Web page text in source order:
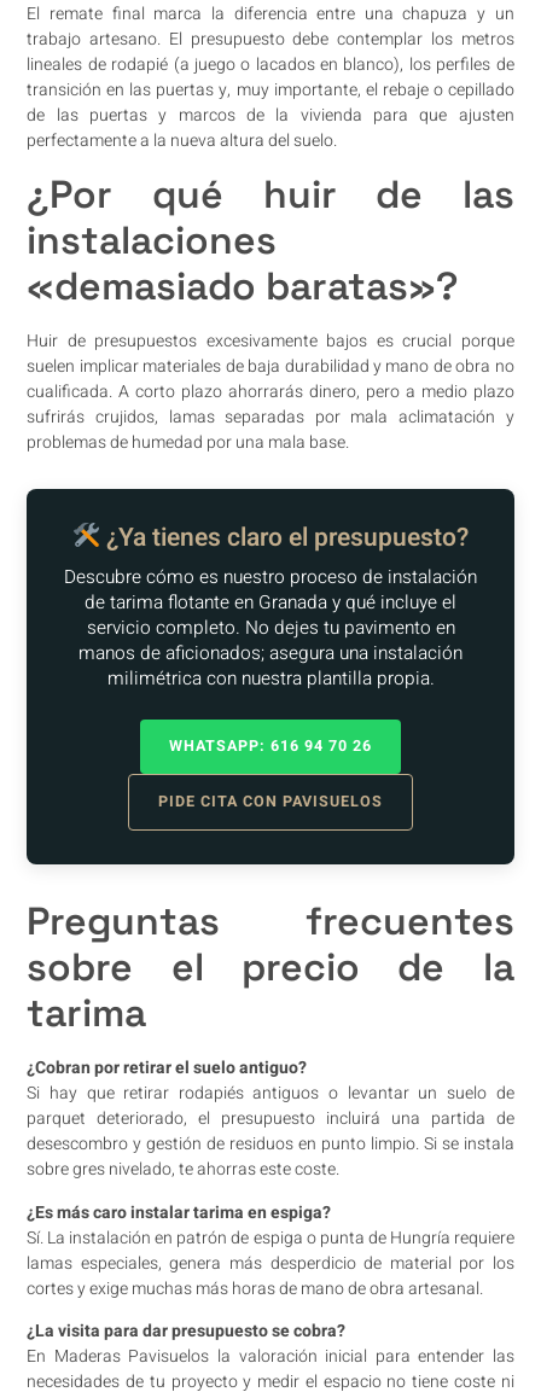
El remate final marca la diferencia entre una chapuza y un
trabajo artesano. El presupuesto debe contemplar los metros
lineales de rodapié (a juego o lacados en blanco), los perfiles de
transición en las puertas y, muy importante, el rebaje o cepillado
de las puertas y marcos de la vivienda para que ajusten
perfectamente a la nueva altura del suelo.
¿Por qué huir de las
instalaciones
«demasiado baratas»?
Huir de presupuestos excesivamente bajos es crucial porque
suelen implicar materiales de baja durabilidad y mano de obra no
cualificada. A corto plazo ahorrarás dinero, pero a medio plazo
sufrirás crujidos, lamas separadas por mala aclimatación y
problemas de humedad por una mala base.
¿Ya tienes claro el presupuesto?
Descubre cómo es nuestro proceso de instalación
de tarima flotante en Granada y qué incluye el
servicio completo. No dejes tu pavimento en
manos de aficionados; asegura una instalación
milimétrica con nuestra plantilla propia.
WHATSAPP: 616 94 70 26
PIDE CITA CON PAVISUELOS
Preguntas frecuentes
sobre el precio de la
tarima
¿Cobran por retirar el suelo antiguo?
Si hay que retirar rodapiés antiguos o levantar un suelo de
parquet deteriorado, el presupuesto incluirá una partida de
desescombro y gestión de residuos en punto limpio. Si se instala
sobre gres nivelado, te ahorras este coste.
¿Es más caro instalar tarima en espiga?
Sí. La instalación en patrón de espiga o punta de Hungría requiere
lamas especiales, genera más desperdicio de material por los
cortes y exige muchas más horas de mano de obra artesanal.
¿La visita para dar presupuesto se cobra?
En Maderas Pavisuelos la valoración inicial para entender las
necesidades de tu proyecto y medir el espacio no tiene coste ni